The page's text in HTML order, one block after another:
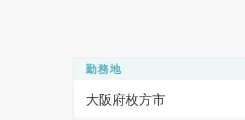
勤務地
大阪府枚方市